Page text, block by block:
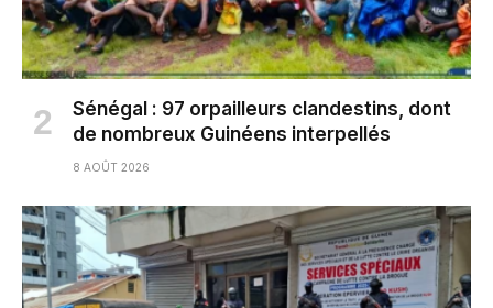
Sénégal : 97 orpailleurs clandestins, dont
de nombreux Guinéens interpellés
8 AOÛT 2026